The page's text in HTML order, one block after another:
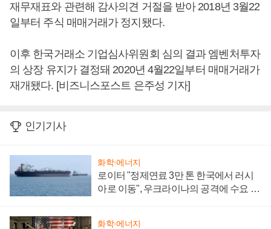
재무재표와 관련해 감사의견 거절을 받아 2018년 3월22
일부터 주식 매매거래가 정지됐다.
이후 한국거래소 기업심사위원회 심의 결과 엠벤처투자
의 상장 유지가 결정돼 2020년 4월22일부터 매매거래가
재개됐다. [비즈니스포스트 은주성 기자]
인기기사
화학·에너지
로이터 "정제연료 3만 톤 한국에서 러시
아로 이동", 우크라이나의 공격에 수요 늘
화학·에너지